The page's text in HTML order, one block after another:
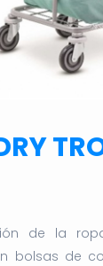
de la
bolsas de